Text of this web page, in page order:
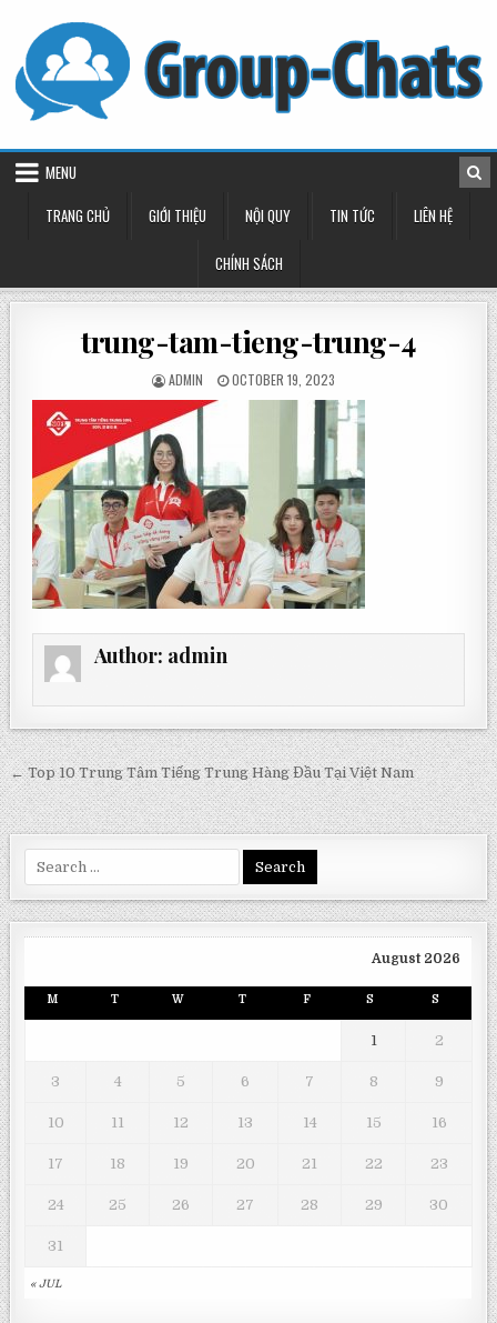
content
MENU
TRANG CHỦ
GIỚI THIỆU NỘI QUY TIN TỨC LIÊN HỆ
CHÍNH SÁCH
trung-tam-tieng-trung-4
POSTED
BY
ADMIN
POSTED
OCTOBER 19, 2023
Author: admin
Post
navigation
← Top 10 Trung Tâm Tiếng Trung Hàng Đầu Tại Việt Nam
August 2026
M T W T F S S
« JUL
1 2
3 4 5 6 7 8 9
10 11 12 13 14 15 16
17 18 19 20 21 22 23
24 25 26 27 28 29 30
31